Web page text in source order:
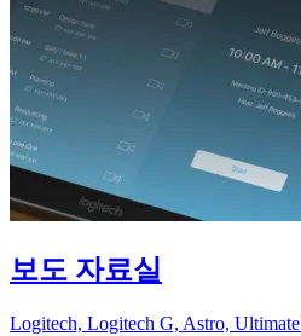
보도 자료실
Logitech, Logitech G, Astro,